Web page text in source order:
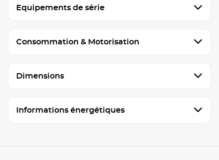
Equipements de série
Consommation & Motorisation
Dimensions
Informations énergétiques